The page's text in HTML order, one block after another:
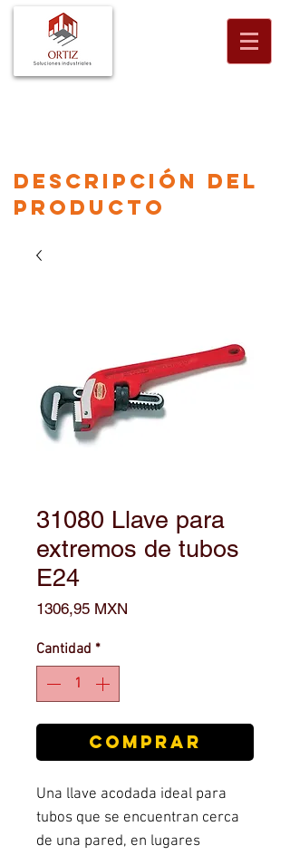
descripción
del
producto
31080 Llave para
extremos de tubos
E24
1306,95 MXN
Cantidad *
COMPRAR
Una llave acodada ideal para
tubos que se encuentran cerca
de una pared, en lugares